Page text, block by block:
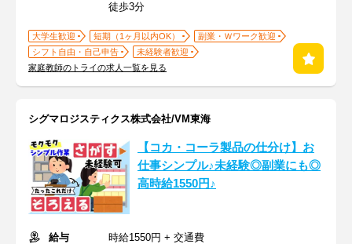
徒歩3分
大学生歓迎 短期（1ヶ月以内OK）
副業・Ｗワーク歓迎
シフト自由・自己申告
未経験者歓迎
家庭教師のトライの求人一覧を見る
シグマロジスティクス株式会社/VM東海
【コカ・コーラ製品の仕分け】お
仕事シンプル♪未経験◎副業にも◎
高時給1550円♪
給与
時給1550円 + 交通費